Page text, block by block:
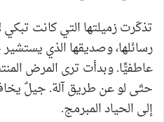
تذكّرت زميلتها التي كانت
رسائلها، وصديقها الذي
عاطفيًّا. وبدأت ترى المرض
حتّى لو عن طريق آلة. جيلٌ
إلى الحياد المبرمج.